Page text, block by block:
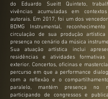
do Eduardo Sueitt Quinteto,
vivências acumuladas em
autorais. Em 2017, foi um dos
BDMG Instrumental,
circulação de sua produção
presença no cenário da música
Sua atuação artística inclui
residências e atividades
exterior. Concertos, oficinas e
percurso em que a performance
com a reflexão e o
paralelo, mantém presença no
participando de congressos e